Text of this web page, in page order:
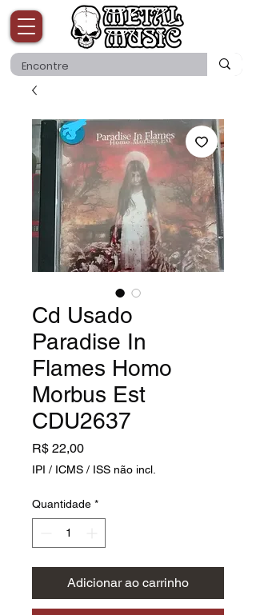
Cd Usado
Paradise In
Flames Homo
Morbus Est
CDU2637
R$ 22,00Preço
IPI / ICMS / ISS não incl.
Quantidade *
Adicionar ao carrinho